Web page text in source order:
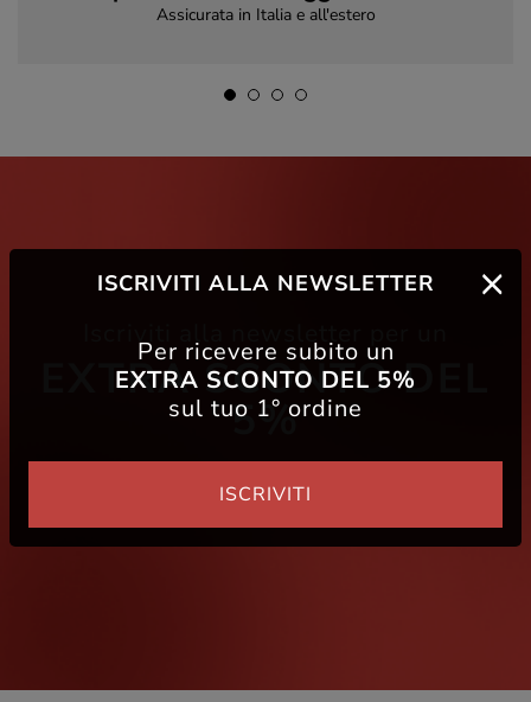
Assicurata in Italia e all'estero
Iscriviti alla newsletter per un
EXTRA SCONTO DEL
5%
Iscriviti
ISCRIVITI ALLA NEWSLETTER
Per ricevere subito un
EXTRA SCONTO DEL 5%
sul tuo 1° ordine
ISCRIVITI